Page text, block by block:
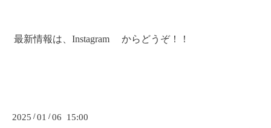
最新情報は、 Instagram からどうぞ！！
2025 /01 /06 15:00